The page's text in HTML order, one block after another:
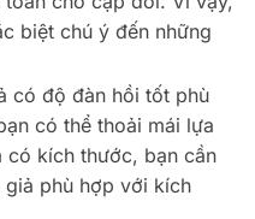
biệt chú ý đến những
có độ đàn hồi tốt phù
có thể thoải mái lựa
có kích thước, bạn cần
phù hợp với kích